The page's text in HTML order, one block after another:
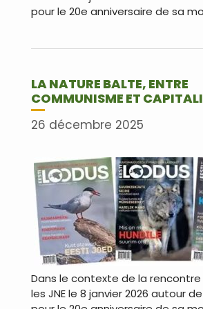
pour le 20e anniversaire de sa
LA NATURE BALTE, ENTRE
COMMUNISME ET
26 décembre 2025
Dans le contexte de la
les JNE le 8 janvier 2026 autour